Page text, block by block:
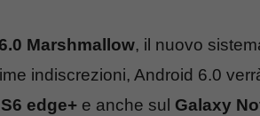
Marshmallow, il nuovo
indiscrezioni, Android 6.0
edge+ e anche sul Galaxy